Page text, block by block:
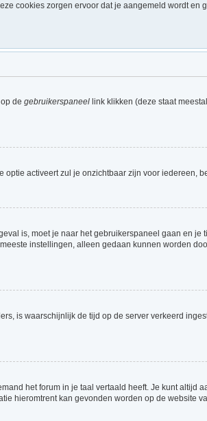
cookies zorgen ervoor dat je aangemeld wordt
de gebruikerspaneel link klikken (deze staat
optie activeert zul je onzichtbaar zijn voor iedereen,
is, moet je naar het gebruikerspaneel gaan en
instellingen, alleen gedaan kunnen worden
is waarschijnlijk de tijd op de server verkeerd
het forum in je taal vertaald heeft. Je kunt altijd
hieromtrent kan gevonden worden op de website